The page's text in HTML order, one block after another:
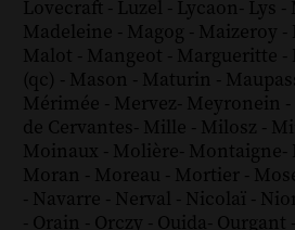
Lovecraft - Luzel - Lycaon- Lys -
Madeleine - Magog - Maizeroy -
Malot - Mangeot - Margueritte -
(qc) - Mason - Maturin -
Mérimée - Mervez- Meyronein -
de Cervantes- Mille - Milosz -
Moinaux - Molière- Montaigne-
Moran - Moreau - Mortier -
- Navarre - Nerval - Nicolaï -
- Orain - Orczy - Ouida- Ourgant -